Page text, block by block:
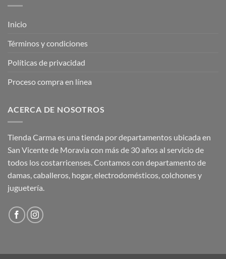
Inicio
Términos y condiciones
Políticas de privacidad
Proceso compra en línea
ACERCA DE NOSOTROS
Tienda Carma es una tienda por departamentos ubicada en
San Vicente de Moravia con más de 30 años al servicio de
todos los costarricenses. Contamos con departamento de
damas, caballeros, hogar, electrodomésticos, colchones y
juguetería.